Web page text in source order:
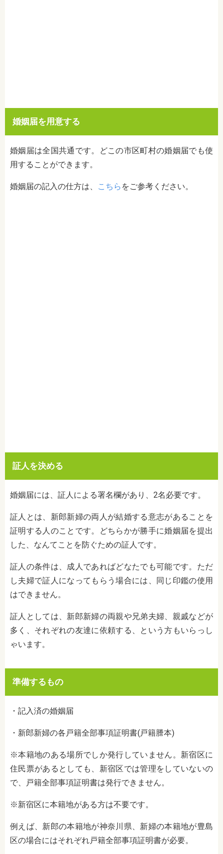
婚姻届を用意する
婚姻届は全国共通です。どこの市区町村の婚姻届でも使
用することができます。
婚姻届の記入の仕方は、 こちら をご参考ください。
証人を決める
婚姻届には、証人による署名欄があり、2名必要です。
証人とは、新郎新婦の両人が結婚する意志があることを
証明する人のことです。どちらかが勝手に婚姻届を提出
した、なんてことを防ぐための証人です。
証人の条件は、成人であればどなたでも可能です。ただ
し夫婦で証人になってもらう場合には、同じ印鑑の使用
はできません。
証人としては、新郎新婦の両親や兄弟夫婦、親戚などが
多く、それぞれの友達に依頼する、という方もいらっし
ゃいます。
準備するもの
・記入済の婚姻届
・新郎新婦の各戸籍全部事項証明書(戸籍謄本)
※本籍地のある場所でしか発行していません。新宿区に
住民票があるとしても、新宿区では管理をしていないの
で、戸籍全部事項証明書は発行できません。
※新宿区に本籍地がある方は不要です。
例えば、新郎の本籍地が神奈川県、新婦の本籍地が豊島
区の場合にはそれぞれ戸籍全部事項証明書が必要。